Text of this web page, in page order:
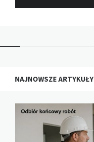
NAJNOWSZE ARTYKUŁY